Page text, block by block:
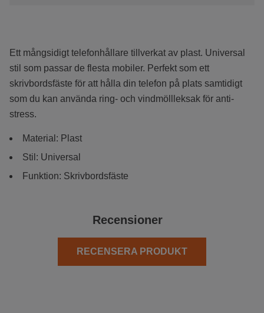
Ett mångsidigt telefonhållare tillverkat av plast. Universal
stil som passar de flesta mobiler. Perfekt som ett
skrivbordsfäste för att hålla din telefon på plats samtidigt
som du kan använda ring- och vindmöllleksak för anti-
stress.
Material: Plast
Stil: Universal
Funktion: Skrivbordsfäste
Recensioner
RECENSERA PRODUKT